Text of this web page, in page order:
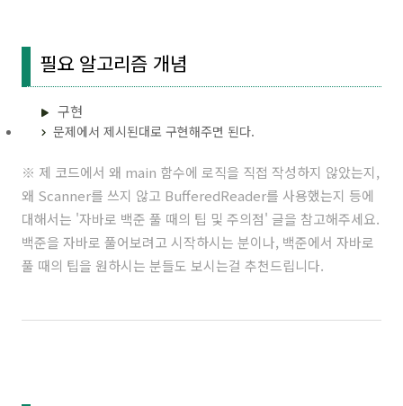
필요 알고리즘 개념
구현
문제에서 제시된대로 구현해주면 된다.
※ 제 코드에서 왜 main 함수에 로직을 직접 작성하지 않았는지,
왜 Scanner를 쓰지 않고 BufferedReader를 사용했는지 등에
대해서는 '자바로 백준 풀 때의 팁 및 주의점' 글을 참고해주세요.
백준을 자바로 풀어보려고 시작하시는 분이나, 백준에서 자바로
풀 때의 팁을 원하시는 분들도 보시는걸 추천드립니다.